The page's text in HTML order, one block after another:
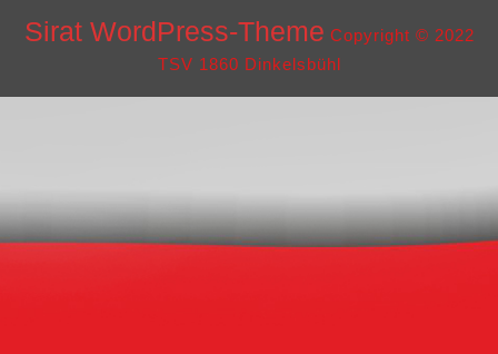
Sirat WordPress-Theme Copyright © 2022
TSV 1860 Dinkelsbühl